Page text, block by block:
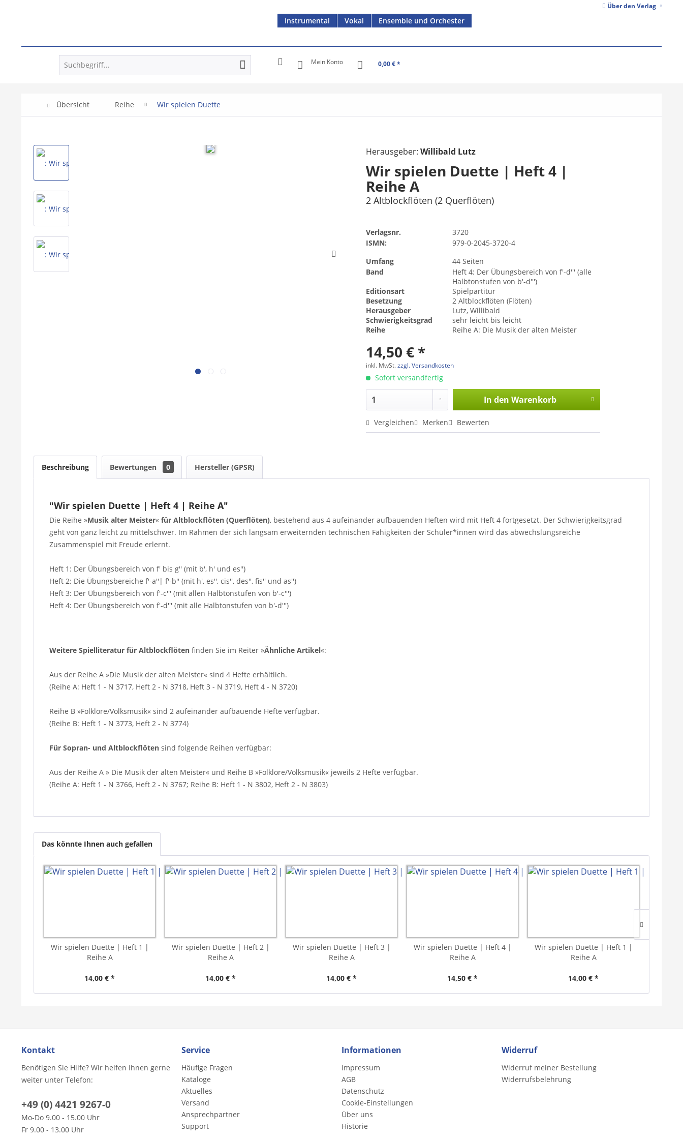
Über den Verlag
Instrumental Vokal Ensemble und Orchester
Mein Konto 0,00 € *
Übersicht Reihe Wir spielen Duette
Herausgeber:Willibald Lutz
Wir spielen Duette | Heft 4 |
Reihe A
2 Altblockflöten (2 Querflöten)
Verlagsnr.
3720
ISMN:
979-0-2045-3720-4
Umfang
44 Seiten
Band
Heft 4: Der Übungsbereich von f'-d''' (alle
Halbtonstufen von b'-d''')
Editionsart
Spielpartitur
Besetzung
2 Altblockflöten (Flöten)
Herausgeber
Lutz, Willibald
Schwierigkeitsgrad
sehr leicht bis leicht
Reihe
Reihe A: Die Musik der alten Meister
14,50 € *
inkl. MwSt.zzgl. Versandkosten
Sofort versandfertig
In den Warenkorb
Vergleichen Merken Bewerten
Beschreibung Bewertungen 0 Hersteller (GPSR)
"Wir spielen Duette | Heft 4 | Reihe A"
Die Reihe »Musik alter Meister« für Altblockflöten (Querflöten), bestehend aus 4 aufeinander aufbauenden Heften wird mit Heft 4 fortgesetzt. Der Schwierigkeitsgrad
geht von ganz leicht zu mittelschwer. Im Rahmen der sich langsam erweiternden technischen Fähigkeiten der Schüler*innen wird das abwechslungsreiche
Zusammenspiel mit Freude erlernt.
Heft 1: Der Übungsbereich von f' bis g'' (mit b', h' und es'')
Heft 2: Die Übungsbereiche f'-a''| f'-b'' (mit h', es'', cis'', des'', fis'' und as'')
Heft 3: Der Übungsbereich von f'-c''' (mit allen Halbtonstufen von b'-c''')
Heft 4: Der Übungsbereich von f'-d''' (mit alle Halbtonstufen von b'-d''')
Weitere Spielliteratur für Altblockflöten finden Sie im Reiter »Ähnliche Artikel«:
Aus der Reihe A »Die Musik der alten Meister« sind 4 Hefte erhältlich.
(Reihe A: Heft 1 - N 3717, Heft 2 - N 3718, Heft 3 - N 3719, Heft 4 - N 3720)
Reihe B »Folklore/Volksmusik« sind 2 aufeinander aufbauende Hefte verfügbar.
(Reihe B: Heft 1 - N 3773, Heft 2 - N 3774)
Für Sopran- und Altblockflöten sind folgende Reihen verfügbar:
Aus der Reihe A » Die Musik der alten Meister« und Reihe B »Folklore/Volksmusik« jeweils 2 Hefte verfügbar.
(Reihe A: Heft 1 - N 3766, Heft 2 - N 3767; Reihe B: Heft 1 - N 3802, Heft 2 - N 3803)
Das könnte Ihnen auch gefallen
Wir spielen Duette | Heft 1 |
Reihe A
14,00 € *
Wir spielen Duette | Heft 2 |
Reihe A
14,00 € *
Wir spielen Duette | Heft 3 |
Reihe A
14,00 € *
Wir spielen Duette | Heft 4 |
Reihe A
14,50 € *
Wir spielen Duette | Heft 1 |
Reihe A
14,00 € *
Kontakt
Benötigen Sie Hilfe? Wir helfen Ihnen gerne
weiter unter Telefon:
+49 (0) 4421 9267-0
Mo-Do 9.00 - 15.00 Uhr
Fr 9.00 - 13.00 Uhr
Service
Häufige Fragen
Kataloge
Aktuelles
Versand
Ansprechpartner
Support
Informationen
Impressum
AGB
Datenschutz
Cookie-Einstellungen
Über uns
Historie
Widerruf
Widerruf meiner Bestellung
Widerrufsbelehrung